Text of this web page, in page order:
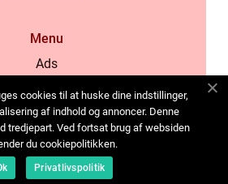
Menu
Ads
Cookies
Contact
Sitemap
cookies til at huske dine indstillinger,
af indhold og annoncer. Denne
tredjepart. Ved fortsat brug af websiden
du cookiepolitikken.
Privatlivspolitik